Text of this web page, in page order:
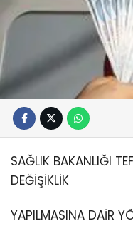
SAĞLIK BAKANLIĞI
DEĞİŞİKLİK
YAPILMASINA DAİR